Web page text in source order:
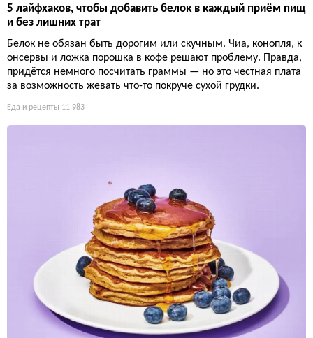
5 лайфхаков, чтобы добавить белок в каждый приём пищ
и без лишних трат
Белок не обязан быть дорогим или скучным. Чиа, конопля, к
онсервы и ложка порошка в кофе решают проблему. Правда,
придётся немного посчитать граммы — но это честная плата
за возможность жевать что-то покруче сухой грудки.
Еда и рецепты 11 983